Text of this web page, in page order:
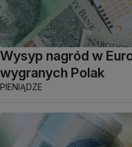
Wysyp nagród w
wygranych Polak
PIENIĄDZE